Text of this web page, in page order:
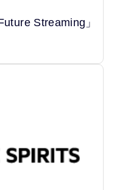
Streaming」